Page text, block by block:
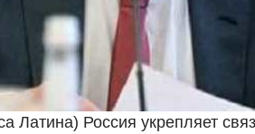
Латина) Россия укрепляет